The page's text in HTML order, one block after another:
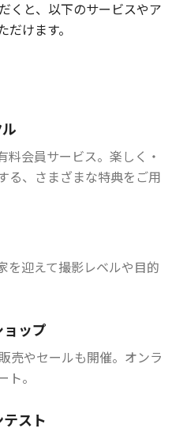
くと、以下のサービスやア
けます。
料会員サービス。楽しく・
る、さまざまな特典をご用
を迎えて撮影レベルや目的
ップ
売やセールも開催。オンラ
。
スト